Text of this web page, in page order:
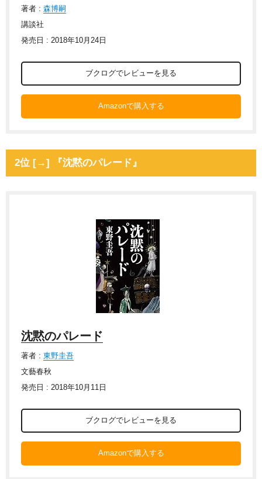
著者 : 森博嗣
講談社
発売日 : 2018年10月24日
ブクログでレビューを見る
Amazonで購入する
2位 [→] 『沈黙のパレード』
沈黙のパレード
著者 : 東野圭吾
文藝春秋
発売日 : 2018年10月11日
ブクログでレビューを見る
Amazonで購入する